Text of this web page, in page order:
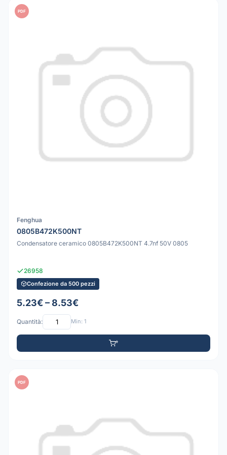
PDF
Fenghua
0805B472K500NT
Condensatore ceramico 0805B472K500NT 4.7nf 50V 0805
26958
Confezione da 500 pezzi
5.23€ – 8.53€
Quantità: Min: 1
PDF